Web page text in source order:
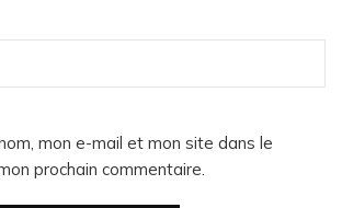
mon e-mail et mon site dans le
prochain commentaire.